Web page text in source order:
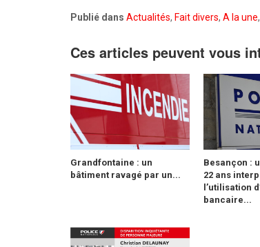
Publié dans Actualités, Fait divers, A la une,
Ces articles peuvent vous
Grandfontaine : un
bâtiment ravagé par un...
Besançon :
22 ans
l’utilisation
bancaire...